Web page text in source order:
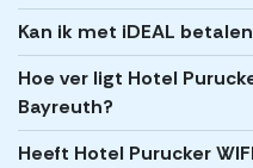
Kan ik met iDEAL
Hoe ver ligt Hotel
Bayreuth?
Heeft Hotel Purucker